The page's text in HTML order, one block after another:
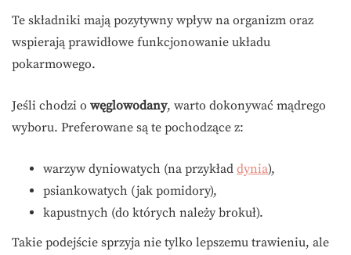
Te składniki mają pozytywny wpływ na organizm oraz
wspierają prawidłowe funkcjonowanie układu
pokarmowego.
Jeśli chodzi o węglowodany, warto dokonywać mądrego
wyboru. Preferowane są te pochodzące z:
warzyw dyniowatych (na przykład dynia),
psiankowatych (jak pomidory),
kapustnych (do których należy brokuł).
Takie podejście sprzyja nie tylko lepszemu trawieniu, ale